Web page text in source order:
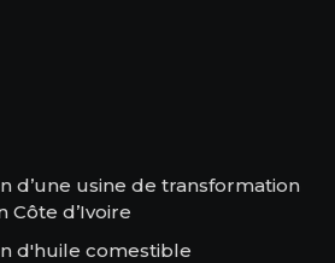
d’une usine de transformation
Côte d’Ivoire
d'huile comestible